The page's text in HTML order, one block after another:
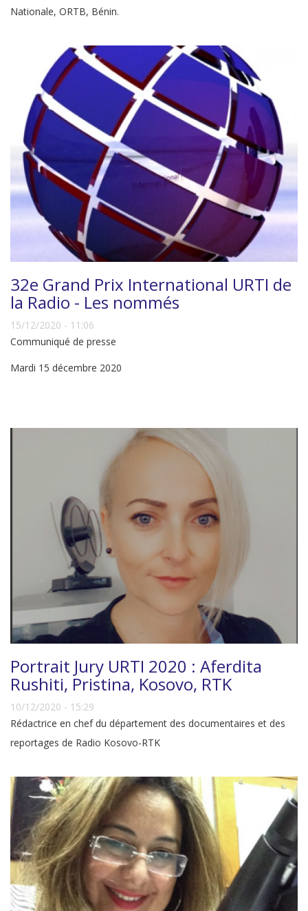
Nationale, ORTB, Bénin.
32e Grand Prix International URTI de
la Radio - Les nommés
15/12/2020 - 11:06
Communiqué de presse
Mardi 15 décembre 2020
Portrait Jury URTI 2020 : Aferdita
Rushiti, Pristina, Kosovo, RTK
10/12/2020 - 15:29
Rédactrice en chef du département des documentaires et des
reportages de Radio Kosovo-RTK